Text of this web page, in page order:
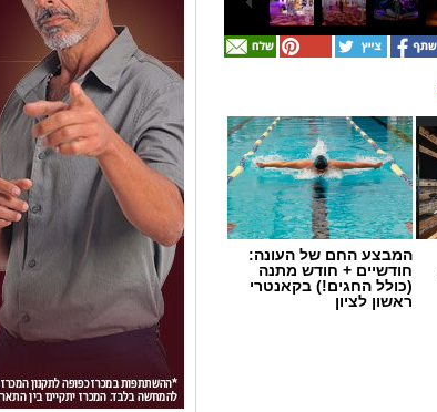
המבצע החם של העונה:
חודשיים + חודש מתנה
(כולל החגים!) בקאנטרי
ראשון לציון